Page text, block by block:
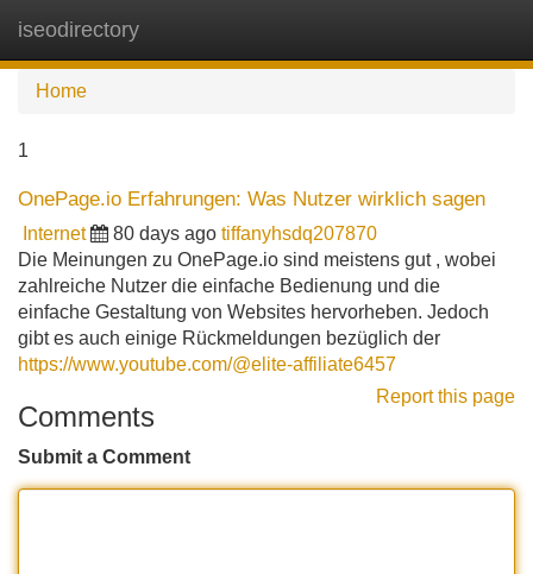
iseodirectory
Home
1
OnePage.io Erfahrungen: Was Nutzer wirklich sagen
Internet 80 days ago tiffanyhsdq207870
Die Meinungen zu OnePage.io sind meistens gut , wobei
zahlreiche Nutzer die einfache Bedienung und die
einfache Gestaltung von Websites hervorheben. Jedoch
gibt es auch einige Rückmeldungen bezüglich der
https://www.youtube.com/@elite-affiliate6457
Report this page
Comments
Submit a Comment